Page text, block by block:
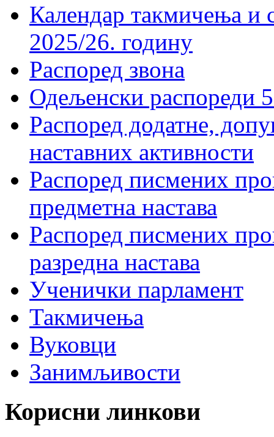
Календар такмичења
2025/26. годину
Распоред звона
Одељенски распореди
Распоред додатне,
наставних активности
Распоред писмених
предметна настава
Распоред писмених
разредна настава
Ученички парламент
Такмичења
Вуковци
Занимљивости
Корисни линкови